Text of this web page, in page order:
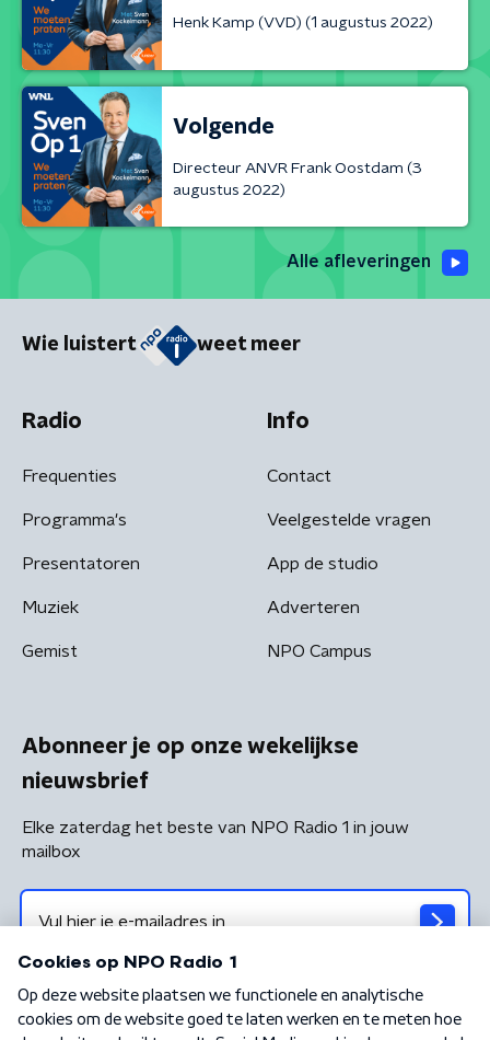
Henk Kamp (VVD) (1 augustus 2022)
Volgende
Directeur ANVR Frank Oostdam (3
augustus 2022)
Alle afleveringen
Wie luistert weet meer
Radio
Frequenties
Programma's
Presentatoren
Muziek
Gemist
Info
Contact
Veelgestelde vragen
App de studio
Adverteren
NPO Campus
Abonneer je op onze wekelijkse
nieuwsbrief
Elke zaterdag het beste van NPO Radio 1 in jouw
mailbox